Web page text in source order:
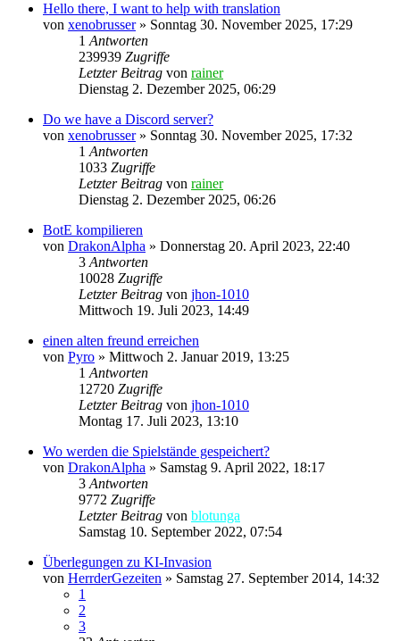
Hello there, I want to help with translation
von xenobrusser» Sonntag 30. November 2025, 17:29
1 Antworten
239939 Zugriffe
Letzter Beitrag von rainer
Dienstag 2. Dezember 2025, 06:29
Do we have a Discord server?
von xenobrusser» Sonntag 30. November 2025, 17:32
1 Antworten
1033 Zugriffe
Letzter Beitrag von rainer
Dienstag 2. Dezember 2025, 06:26
BotE kompilieren
von DrakonAlpha » Donnerstag 20. April 2023, 22:40
3 Antworten
10028 Zugriffe
Letzter Beitrag von jhon-1010
Mittwoch 19. Juli 2023, 14:49
einen alten freund erreichen
von Pyro » Mittwoch 2. Januar 2019, 13:25
1 Antworten
12720 Zugriffe
Letzter Beitrag von jhon-1010
Montag 17. Juli 2023, 13:10
Wo werden die Spielstände gespeichert?
von DrakonAlpha » Samstag 9. April 2022, 18:17
3 Antworten
9772 Zugriffe
Letzter Beitrag von blotunga
Samstag 10. September 2022, 07:54
Überlegungen zu KI-Invasion
von HerrderGezeiten » Samstag 27. September 2014, 14:32
1
2
3